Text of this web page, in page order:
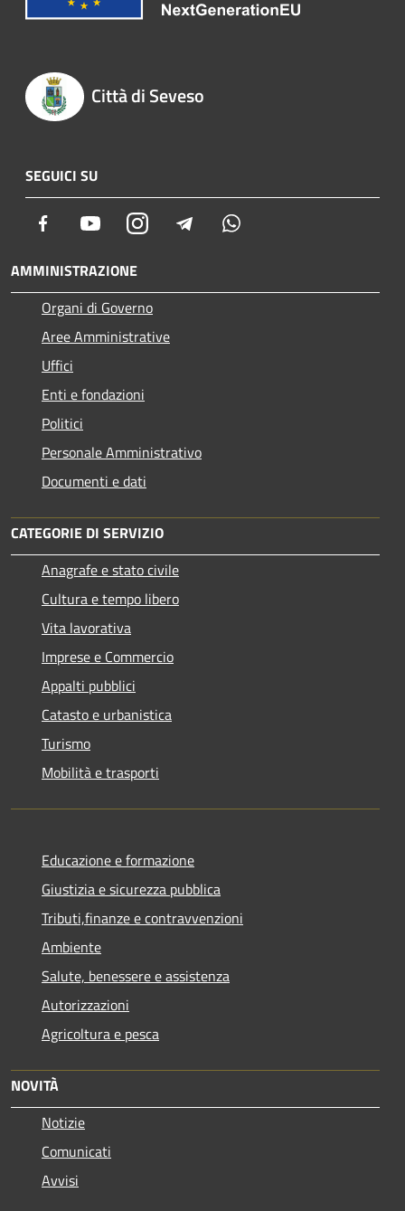
Città di Seveso
SEGUICI SU
Facebook YoutubeInstagram Telegram
AMMINISTRAZIONE
Organi di Governo
Aree Amministrative
Uffici
Enti e fondazioni
Politici
Personale Amministrativo
Documenti e dati
CATEGORIE DI SERVIZIO
Anagrafe e stato civile
Cultura e tempo libero
Vita lavorativa
Imprese e Commercio
Appalti pubblici
Catasto e urbanistica
Turismo
Mobilità e trasporti
Educazione e formazione
Giustizia e sicurezza pubblica
Tributi,finanze e contravvenzioni
Ambiente
Salute, benessere e assistenza
Autorizzazioni
Agricoltura e pesca
NOVITÀ
Notizie
Comunicati
Avvisi